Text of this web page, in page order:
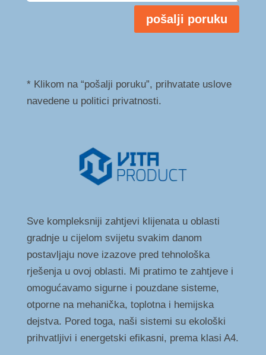
pošalji poruku
* Klikom na “pošalji poruku”, prihvatate uslove
navedene u politici privatnosti.
Sve kompleksniji zahtjevi klijenata u oblasti
gradnje u cijelom svijetu svakim danom
postavljaju nove izazove pred tehnološka
rješenja u ovoj oblasti. Mi pratimo te zahtjeve i
omogućavamo sigurne i pouzdane sisteme,
otporne na mehanička, toplotna i hemijska
dejstva. Pored toga, naši sistemi su ekološki
prihvatljivi i energetski efikasni, prema klasi A4.